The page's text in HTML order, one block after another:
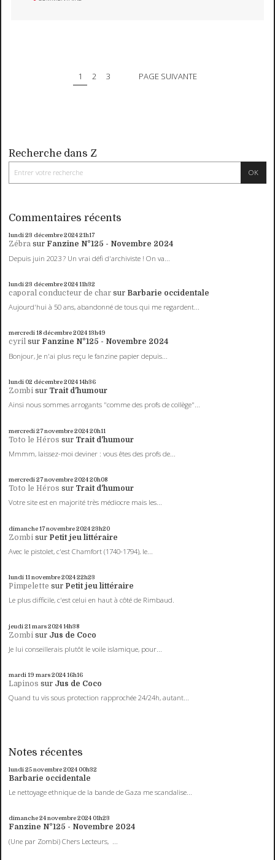
1 2 3 PAGE SUIVANTE
Recherche dans Z
Commentaires récents
lundi 23 décembre 202421h17
Zébra sur Fanzine N°125 - Novembre 2024
Depuis juin 2023 ? Un vrai défi d'archiviste ! On va...
lundi 23 décembre 202411h32
caporal conducteur de char sur Barbarie occidentale
Aujourd'hui à 50 ans, abandonné de tous qui me regardent...
mercredi 18 décembre 202413h49
cyril sur Fanzine N°125 - Novembre 2024
Bonjour, Je n'ai plus reçu le fanzine papier depuis...
lundi 02 décembre 202414h36
Zombi sur Trait d'humour
Ainsi nous sommes arrogants "comme des profs de collège"...
mercredi 27novembre 202420h11
Toto le Héros sur Trait d'humour
Mmmm, laissez-moi deviner : vous êtes des profs de...
mercredi 27novembre 202420h08
Toto le Héros sur Trait d'humour
Votre site est en majorité très médiocre mais les...
dimanche 17novembre 202423h20
Zombi sur Petit jeu littéraire
Avec le pistolet, c'est Chamfort (1740-1794), le...
lundi 11novembre 202422h23
Pimpelette sur Petit jeu littéraire
Le plus difficile, c'est celui en haut à côté de Rimbaud.
jeudi 21 mars 202414h38
Zombi sur Jus de Coco
Je lui conseillerais plutôt le voile islamique, pour...
mardi 19 mars 202416h16
Lapinos sur Jus de Coco
Quand tu vis sous protection rapprochée 24/24h, autant...
Notes récentes
lundi 25novembre 2024 00h32
Barbarie occidentale
Le nettoyage ethnique de la bande de Gaza me scandalise...
dimanche 24novembre 2024 01h23
Fanzine N°125 - Novembre 2024
(Une par Zombi) Chers Lecteurs, ...